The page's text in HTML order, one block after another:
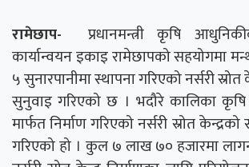
रामेछाप- प्रधानमन्त्री कृषि
कार्यान्वयन इकाइ रामेछापको सहयोगमा
५ सुनारपानीमा स्थापना गरिएको नर्सरी
सुनुवाइ गरिएको छ । भदौरे कालिका कृषि
मार्फत निर्माण गरिएको नर्सरी स्रोत
गरिएको हो । कुल ७ लाख ७० हजारमा